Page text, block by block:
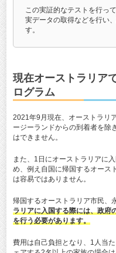
この実証的なテストを行っ
実データの取得などを行い
す。
現在オーストラリア
ログラム
2021年9月現在、オーストラリ
ージーランドからの到着者を除
はできません。
また、1日にオーストラリアに
め、例え自国に帰国するオース
は容易ではありません。
帰国するオーストラリア市民、
ラリアに入国する際には、政府
を行う必要があります。
費用は自己負担となり、1人当